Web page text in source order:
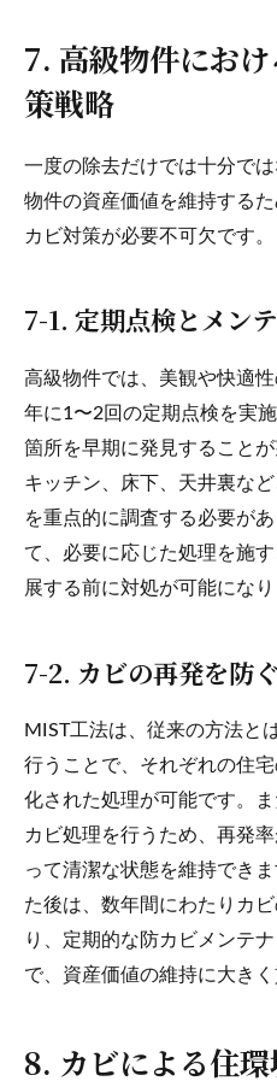
7. 高級物件にお
策戦略
一度の除去だけでは十分で
物件の資産価値を維持する
カビ対策が必要不可欠です。
7-1. 定期点検とメン
高級物件では、美観や快適
年に1〜2回の定期点検を実
箇所を早期に発見すること
キッチン、床下、天井裏な
を重点的に調査する必要が
て、必要に応じた処理を施
展する前に対処が可能になり
7-2. カビの再発を防
MIST工法は、従来の方法と
行うことで、それぞれの住
化された処理が可能です。
カビ処理を行うため、再発
って清潔な状態を維持でき
た後は、数年間にわたりカ
り、定期的な防カビメンテ
で、資産価値の維持に大きく
8. カビによる住